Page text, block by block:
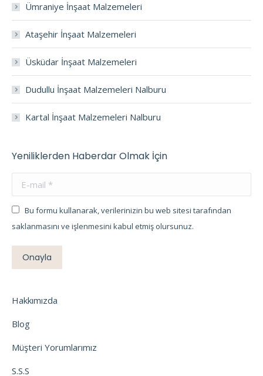
Ümraniye İnşaat Malzemeleri
Ataşehir İnşaat Malzemeleri
Üsküdar İnşaat Malzemeleri
Dudullu İnşaat Malzemeleri Nalburu
Kartal İnşaat Malzemeleri Nalburu
Yeniliklerden Haberdar Olmak İçin
E-mail *
Bu formu kullanarak, verilerinizin bu web sitesi tarafından
saklanmasını ve işlenmesini kabul etmiş olursunuz.
Onayla
Hakkımızda
Blog
Müşteri Yorumlarımız
S.S.S